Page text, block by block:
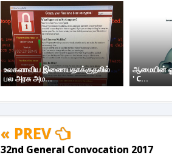
உலகளாவிய இணையதாக்குதலில்
பல அரசு அம...
ஆமையின்
' C...
« PREV
32nd General Convocation 2017